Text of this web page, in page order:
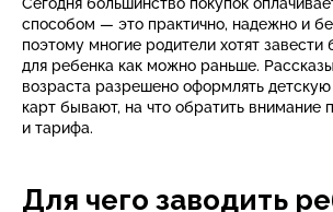
способом — это практично, надежно и
поэтому многие родители хотят завести
для ребенка как можно раньше.
возраста разрешено оформлять детскую
карт бывают, на что обратить внимание
и тарифа.
Для чего заводить